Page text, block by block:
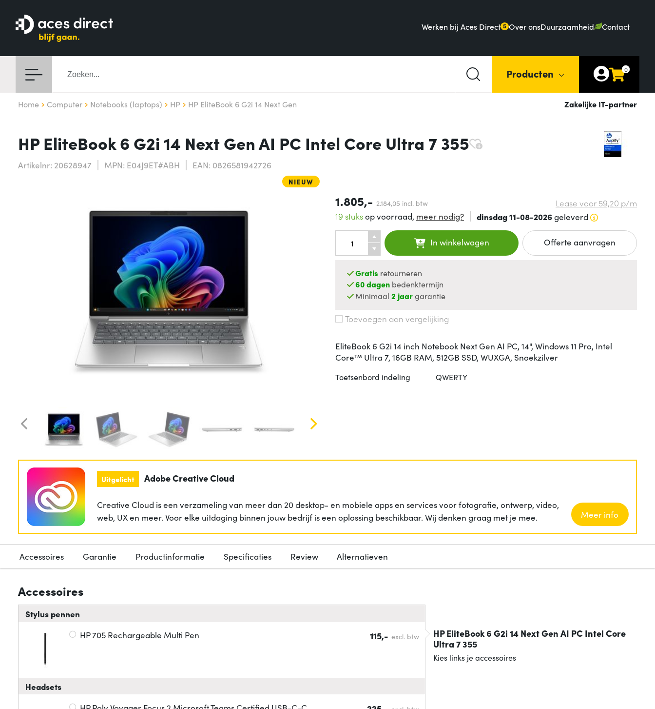
Werken bij Aces Direct 5 Over onsDuurzaamheid Contact
Producten 0
Home Computer Notebooks (laptops) HP HP EliteBook 6 G2i 14 Next Gen Zakelijke IT-partner
HP EliteBook 6 G2i 14 Next Gen AI PC Intel Core Ultra 7 355
Artikelnr: 20628947 MPN: E04J9ET#ABH EAN: 0826581942726
NIEUW
1.805,- 2.184,05 incl. btw Lease voor 59,20 p/m
19 stuksop voorraad, meer nodig? dinsdag 11-08-2026geleverd
In winkelwagen Offerte aanvragen
Gratis retourneren
60 dagen bedenktermijn
Minimaal2 jaargarantie
Toevoegen aan vergelijking
EliteBook 6 G2i 14 inch Notebook Next Gen AI PC, 14", Windows 11 Pro, Intel
Core™ Ultra 7, 16GB RAM, 512GB SSD, WUXGA, Snoekzilver
Toetsenbord indeling QWERTY
Uitgelicht Adobe Creative Cloud
Creative Cloud is een verzameling van meer dan 20 desktop- en mobiele apps en services voor fotografie, ontwerp, video,
web, UX en meer. Voor elke uitdaging binnen jouw bedrijf is een oplossing beschikbaar. Wij denken graag met je mee.
Meer info
Accessoires Garantie Productinformatie Specificaties Review Alternatieven
Accessoires
Stylus pennen
HP 705 Rechargeable Multi Pen 115,- excl. btw
Headsets
HP EliteBook 6 G2i 14 Next Gen AI PC Intel Core
Ultra 7 355
Kies links je accessoires